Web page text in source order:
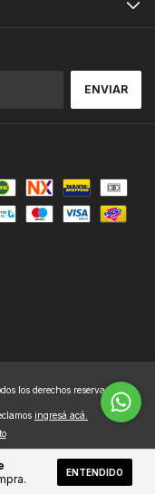
ENTENDIDO
los derechos reservados.
ingresá acá.